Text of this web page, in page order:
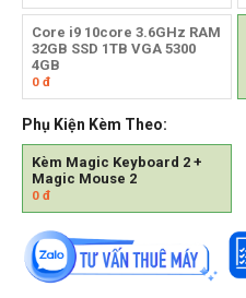
Core i9 10core 3.6GHz RAM
32GB SSD 1TB VGA 5300
4GB
0 đ
Phụ Kiện Kèm Theo:
Kèm Magic Keyboard 2 +
Magic Mouse 2
0 đ